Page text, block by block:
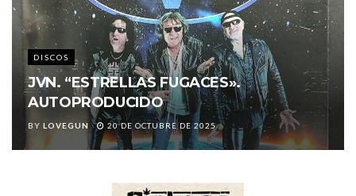
DISCOS
JVN. “ESTRELLAS FUGACES».
AUTOPRODUCIDO
BY LOVEGUN 20 DE OCTUBRE DE 2025